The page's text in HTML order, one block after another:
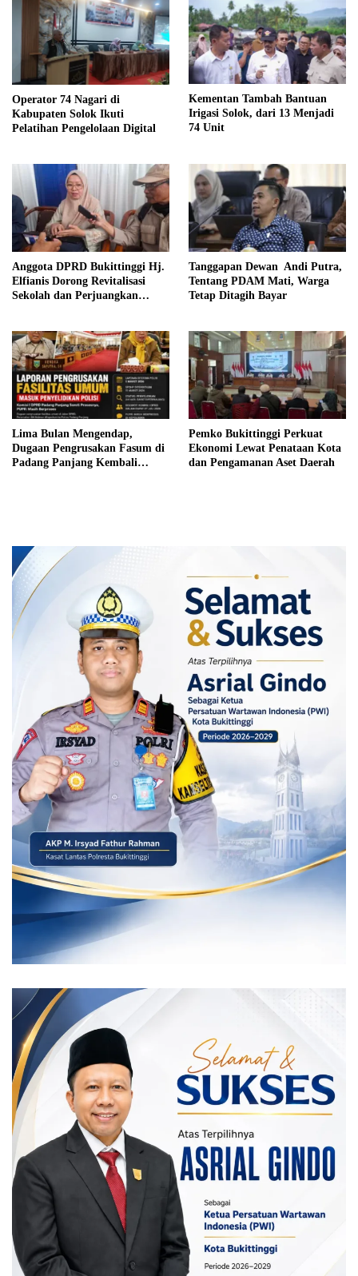
Operator 74 Nagari di
Kabupaten Solok Ikuti
Pelatihan Pengelolaan Digital
Kementan Tambah Bantuan
Irigasi Solok, dari 13 Menjadi
74 Unit
Anggota DPRD Bukittinggi Hj.
Elfianis Dorong Revitalisasi
Sekolah dan Perjuangkan
Tanggapan Dewan Andi Putra,
Tentang PDAM Mati, Warga
Tetap Ditagih Bayar
Lima Bulan Mengendap,
Dugaan Pengrusakan Fasum di
Padang Panjang Kembali
Pemko Bukittinggi Perkuat
Ekonomi Lewat Penataan Kota
dan Pengamanan Aset Daerah